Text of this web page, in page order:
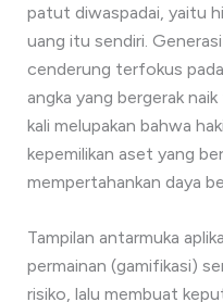
patut diwaspadai, yaitu
uang itu sendiri.
cenderung terfokus
angka yang bergerak
kali melupakan bahwa
kepemilikan aset yang
mempertahankan daya
Tampilan antarmuka
permainan (gamifikasi)
risiko, lalu membuat